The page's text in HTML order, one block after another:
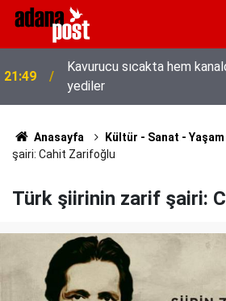
21:49
Kavurucu sıcakta hem
yediler
Anasayfa Kültür - Sanat - Yaşam
şairi: Cahit Zarifoğlu
Türk şiirinin zarif şairi: